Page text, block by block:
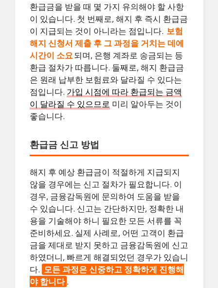
환급금을 받을 때 몇 가지 유의해야 할 사항
이 있습니다. 첫 번째로, 해지 후 즉시 환급금
이 지급되는 것이 아니라는 점입니다. 보험
해지 신청서 제출 후 그 과정을 거치는 데에
시간이 소요 되며, 은행 계좌로 송금되는 등
환급 절차가 따릅니다. 둘째로, 해지 환급금
은 원래 납부한 보험료와 달라질 수 있다는
점입니다. 가입 시점에 따라 환급되는 금액
이 달라질 수 있으므로 미리 알아두는 것이
좋습니다.
환급금 신고 방법
해지 후 예상 환급금이 적절하게 지급되지
않을 경우에는 신고 절차가 필요합니다. 이
경우, 금융감독원에 문의하여 도움을 받을
수 있습니다. 신고는 간단하지만, 정확한 내
용을 기술해야 하니 필요한 모든 서류를 꼭
준비하세요. 실제 사례로, 어떤 고객이 환급
금을 제대로 받지 못하고 금융감독원에 신고
하였더니, 빠르게 해결되었던 경우가 있습니
다. 모든 과정은 신중하고 정확하게 진행해
야 합니다 .